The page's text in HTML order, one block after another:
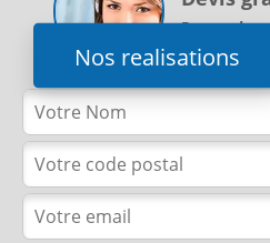
Nos realisations
Demandez